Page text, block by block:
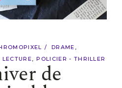
DRAME
LECTURE POLICIER - THRILLER
de